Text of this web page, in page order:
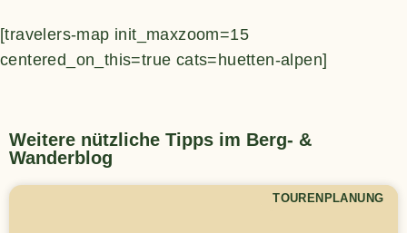
[travelers-map init_maxzoom=15
centered_on_this=true cats=huetten-alpen]
Weitere nützliche Tipps im Berg- &
Wanderblog
TOURENPLANUNG